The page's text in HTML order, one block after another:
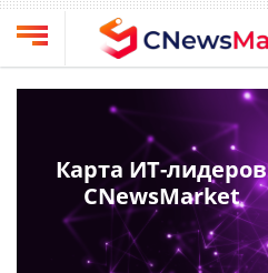
Выбрать
провайдера
Компании
CNews
Конференции
Техника
Карта ИТ-лидеров
CNewsMarket